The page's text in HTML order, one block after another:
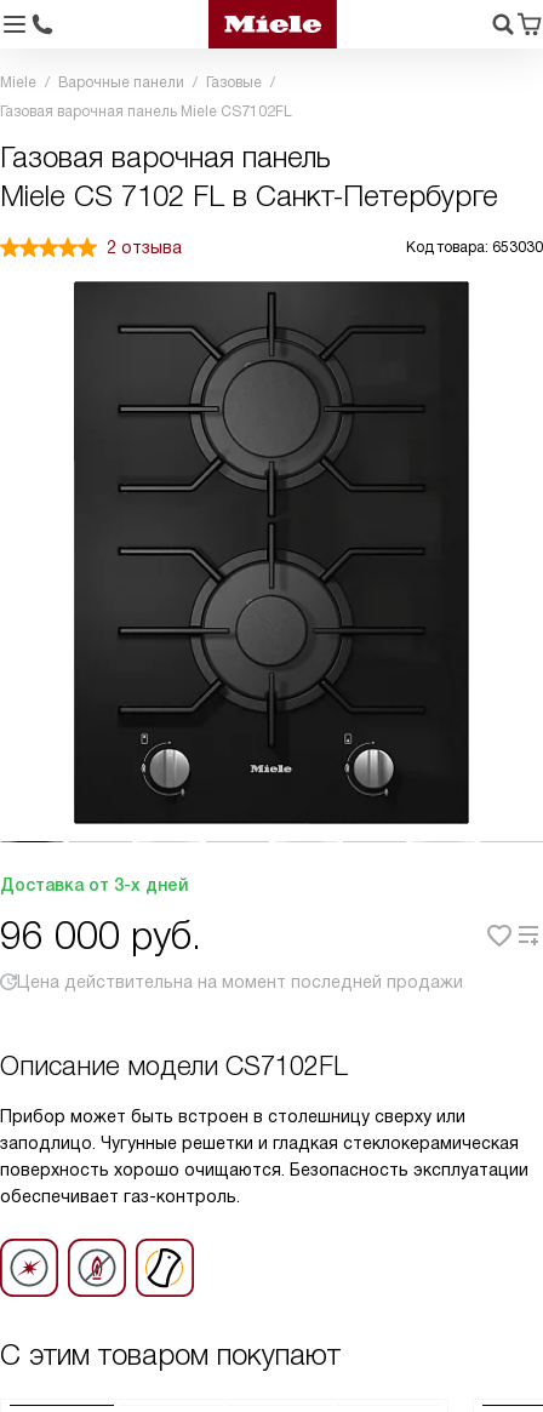
Miele Варочные панели
Газовые
Газовая варочная панель Miele CS7102FL
Газовая варочная панель
Miele CS 7102 FL в Санкт-Петербурге
2 отзыва Код товара: 653030
Доставка от 3-х дней
96 000 руб.
Цена действительна на момент последней продажи
Описание модели CS7102FL
Прибор может быть встроен в столешницу сверху или
заподлицо. Чугунные решетки и гладкая стеклокерамическая
поверхность хорошо очищаются. Безопасность эксплуатации
обеспечивает газ-контроль.
С этим товаром покупают